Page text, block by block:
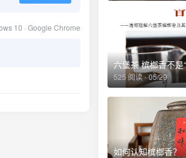
10 · Google Chrome
525 阅读 - 05/29
如何认知槟榔香？